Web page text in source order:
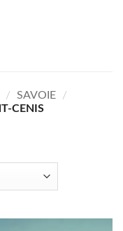
/ SAVOIE
/
CENIS